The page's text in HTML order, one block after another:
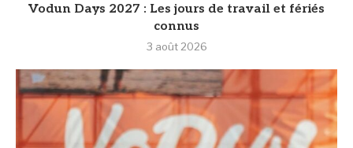
Vodun Days 2027 : Les jours de travail et fériés
connus
3 août 2026